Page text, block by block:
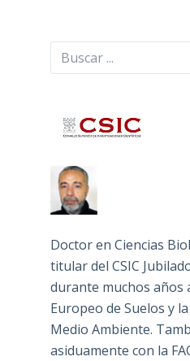
Buscar
Doctor en Ciencias
titular del CSIC
durante muchos años
Europeo de Suelos y
Medio Ambiente.
asiduamente con la